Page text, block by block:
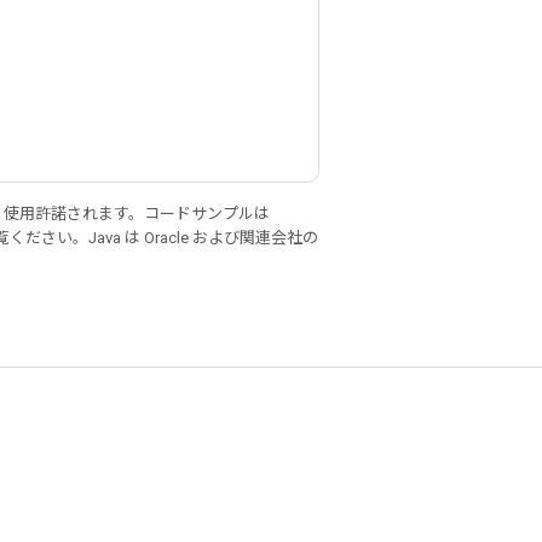
使用許諾されます。コードサンプルは
ください。Java は Oracle および関連会社の